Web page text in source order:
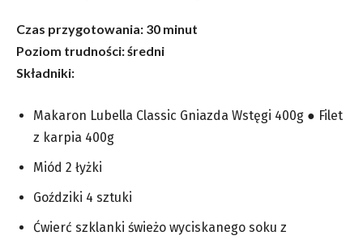
Czas przygotowania: 30 minut
Poziom trudności: średni
Składniki:
Makaron Lubella Classic Gniazda Wstęgi 400g ● Filet
z karpia 400g
Miód 2 łyżki
Goździki 4 sztuki
Ćwierć szklanki świeżo wyciskanego soku z